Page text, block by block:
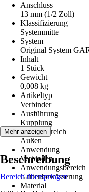
Anschluss
13 mm (1/2 Zoll)
Klassifizierung
Systemmitte
System
Original System
Inhalt
1 Stück
Gewicht
0,008 kg
Artikeltyp
Verbinder
Ausführung
Kupplung
Einsatzbereich
Außen
Anwendung
Verbinden
Anwendungsbereich
Gartenbewässerung
Material
Mehr anzeigen
Beschreibung
Bereich überspringen